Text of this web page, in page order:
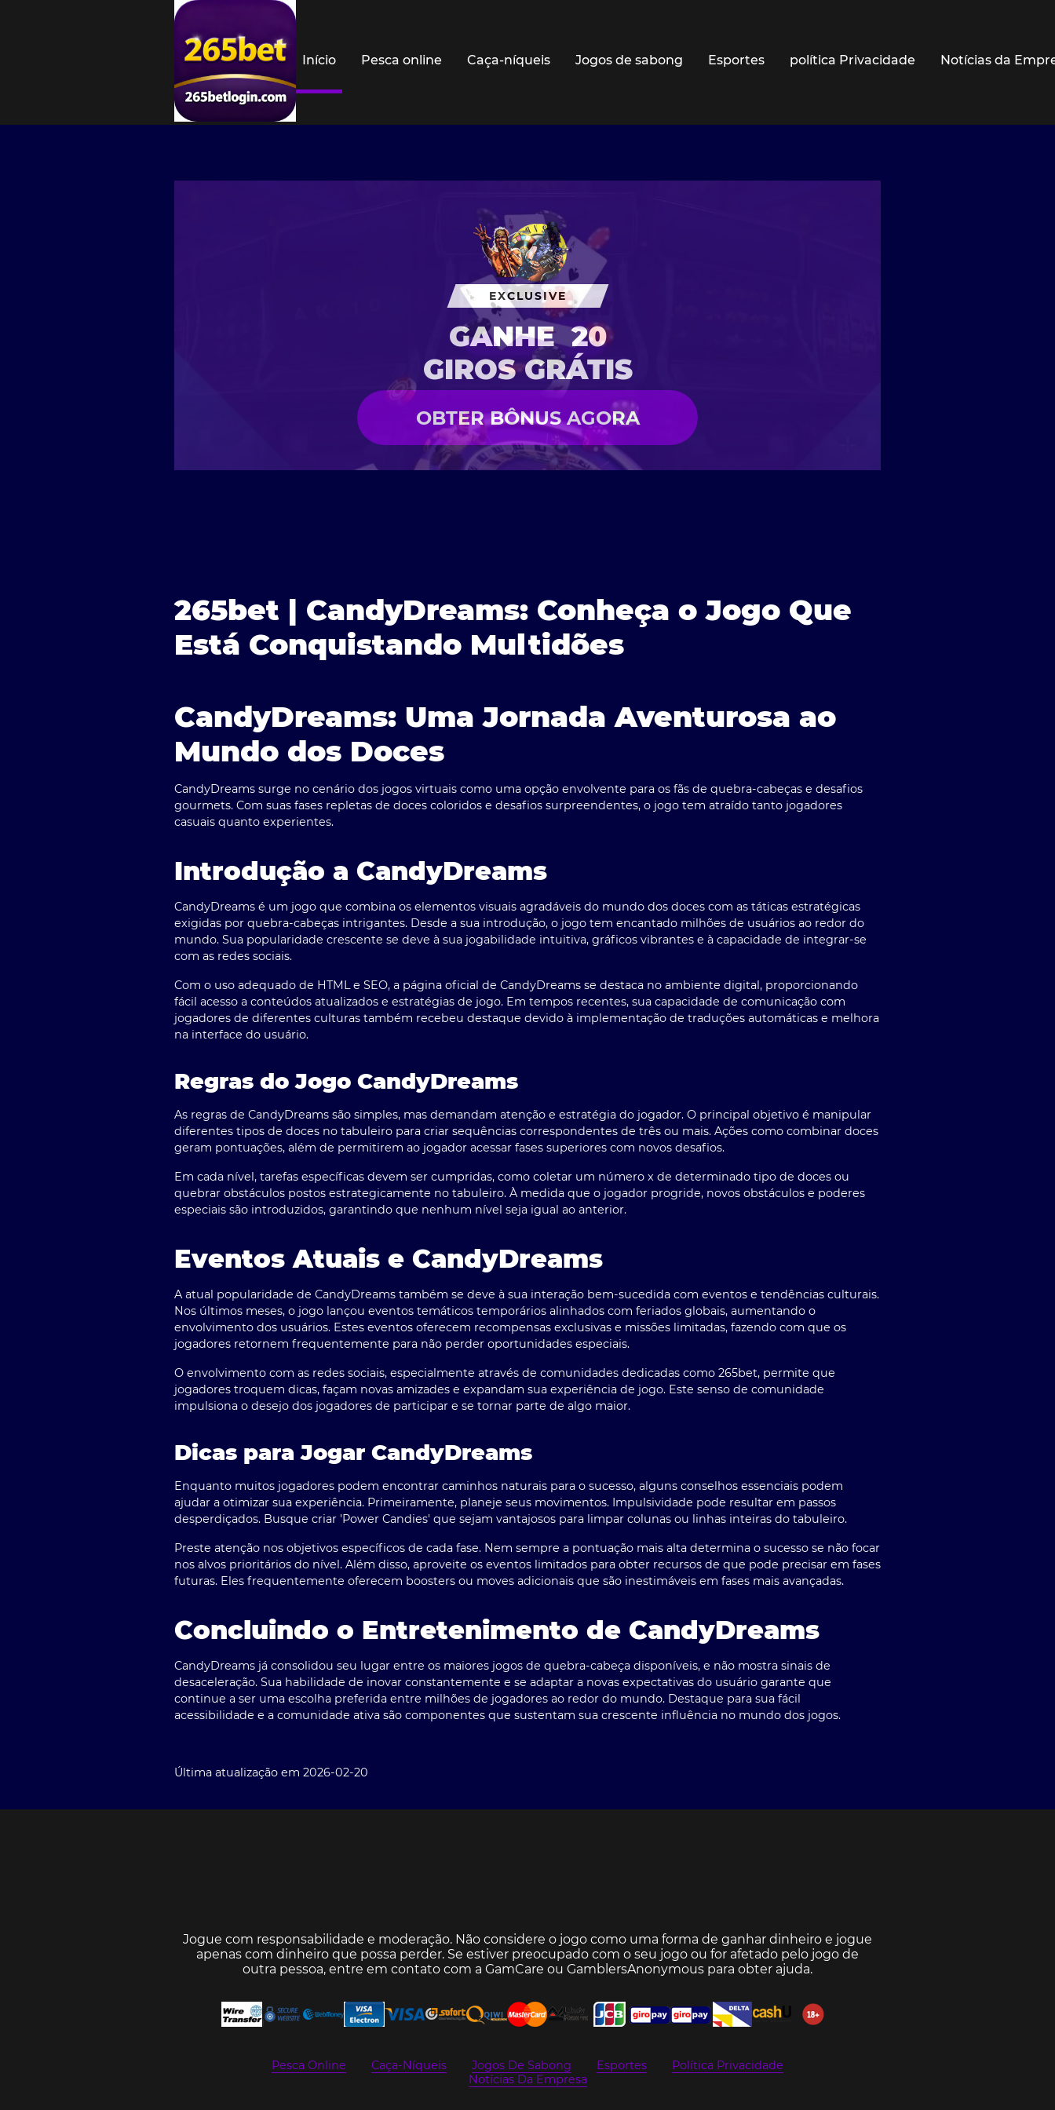
Início Pesca online Caça-níqueis Jogos de sabong Esportes política Privacidade Notícias da
EXCLUSIVE
GANHE 20
GIROS GRÁTIS
OBTER BÔNUS AGORA
265bet | CandyDreams: Conheça o Jogo Que
Está Conquistando Multidões
CandyDreams: Uma Jornada Aventurosa ao
Mundo dos Doces
CandyDreams surge no cenário dos jogos virtuais como uma opção envolvente para os fãs de quebra-cabeças e desafios
gourmets. Com suas fases repletas de doces coloridos e desafios surpreendentes, o jogo tem atraído tanto jogadores
casuais quanto experientes.
Introdução a CandyDreams
CandyDreams é um jogo que combina os elementos visuais agradáveis do mundo dos doces com as táticas estratégicas
exigidas por quebra-cabeças intrigantes. Desde a sua introdução, o jogo tem encantado milhões de usuários ao redor do
mundo. Sua popularidade crescente se deve à sua jogabilidade intuitiva, gráficos vibrantes e à capacidade de integrar-se
com as redes sociais.
Com o uso adequado de HTMLe SEO, a página oficial de CandyDreams se destaca no ambiente digital, proporcionando
fácil acesso a conteúdos atualizados e estratégias de jogo. Em tempos recentes, sua capacidade de comunicação com
jogadores de diferentes culturas também recebeu destaque devido à implementação de traduções automáticas e melhora
na interface do usuário.
Regras do Jogo CandyDreams
As regras de CandyDreams são simples, mas demandam atenção e estratégia do jogador. O principal objetivo é manipular
diferentes tipos de doces no tabuleiro para criar sequências correspondentes de três ou mais. Ações como combinar doces
geram pontuações, além de permitirem ao jogador acessar fases superiores com novos desafios.
Em cada nível, tarefas específicas devem ser cumpridas, como coletar um número x de determinado tipo de doces ou
quebrar obstáculos postos estrategicamente no tabuleiro. À medida que o jogador progride, novos obstáculos e poderes
especiais são introduzidos, garantindo que nenhum nível seja igual ao anterior.
Eventos Atuais e CandyDreams
A atual popularidade de CandyDreams também se deve à sua interação bem-sucedida com eventos e tendências culturais.
Nos últimos meses, o jogo lançou eventos temáticos temporários alinhados com feriados globais, aumentando o
envolvimento dos usuários. Estes eventos oferecem recompensas exclusivas e missões limitadas, fazendo com que os
jogadores retornem frequentemente para não perder oportunidades especiais.
O envolvimento com as redes sociais, especialmente através de comunidades dedicadas como 265bet, permite que
jogadores troquem dicas, façam novas amizades e expandam sua experiência de jogo. Este senso de comunidade
impulsiona o desejo dos jogadores de participar e se tornar parte de algo maior.
Dicas para Jogar CandyDreams
Enquanto muitos jogadores podem encontrar caminhos naturais para o sucesso, alguns conselhos essenciais podem
ajudar a otimizar sua experiência. Primeiramente, planeje seus movimentos. Impulsividade pode resultar em passos
desperdiçados. Busque criar 'Power Candies' que sejam vantajosos para limpar colunas ou linhas inteiras do tabuleiro.
Preste atenção nos objetivos específicos de cada fase. Nem sempre a pontuação mais alta determina o sucesso se não focar
nos alvos prioritários do nível. Além disso, aproveite os eventos limitados para obter recursos de que pode precisar em fases
futuras. Eles frequentemente oferecem boosters ou moves adicionais que são inestimáveis em fases mais avançadas.
Concluindo o Entretenimento de CandyDreams
CandyDreams já consolidou seu lugar entre os maiores jogos de quebra-cabeça disponíveis, e não mostra sinais de
desaceleração. Sua habilidade de inovar constantemente e se adaptar a novas expectativas do usuário garante que
continue a ser uma escolha preferida entre milhões de jogadores ao redor do mundo. Destaque para sua fácil
acessibilidade e a comunidade ativa são componentes que sustentam sua crescente influência no mundo dos jogos.
Última atualização em 2026-02-20
Jogue com responsabilidade e moderação. Não considere o jogo como uma forma de ganhar dinheiro e jogue
apenas com dinheiro que possa perder. Se estiver preocupado com o seu jogo ou for afetado pelo jogo de
outra pessoa, entre em contato com a GamCare ou GamblersAnonymous para obter ajuda.
Pesca Online Caça-Níqueis Jogos De Sabong Esportes
Política Privacidade
Notícias Da Empresa